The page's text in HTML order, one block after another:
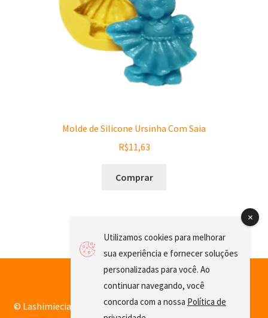
Molde de Silicone Ursinha Com Saia
R$11,63
Comprar
© Lashimiecia 2026
Utilizamos cookies para melhorar
sua experiência e fornecer soluções
personalizadas para você. Ao
continuar navegando, você
concorda com a nossa Política de